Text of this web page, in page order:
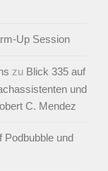
Up Session
zu Blick 335 auf
und
C. Mendez
Podbubble und